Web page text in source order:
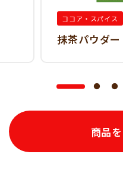
ココア・スパイス
抹茶パウダー
商品